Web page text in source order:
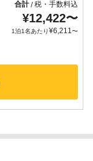
合計/税・手数料込
¥12,422〜
1泊1名あたり¥6,211〜